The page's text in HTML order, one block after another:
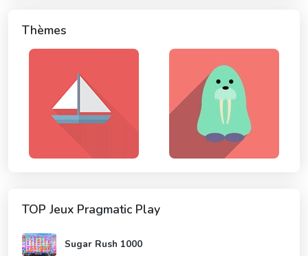
Thèmes
TOP Jeux Pragmatic Play
Sugar Rush 1000